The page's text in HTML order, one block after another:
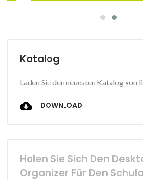
Katalog
Laden Sie den neuesten Katalog von
DOWNLOAD
Holen Sie Sich Den
Organizer Für Den